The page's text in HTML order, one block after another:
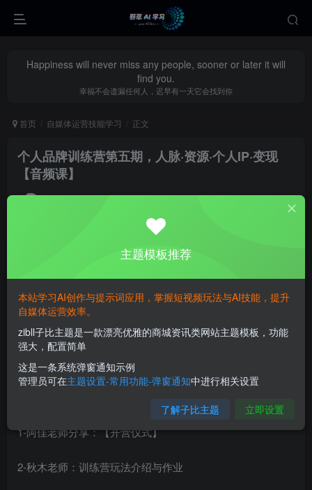
Happiness will never miss any people, sooner or later it will
find you.
幸福不会遗漏任何人，迟早有一天它会找到你
首页 自媒体运营技能学习 正文
个人品牌训练营第五期，人脉·资源·个人IP·变现
【音频课】
私信
1-阿佳老师分享：【开营仪式】
2-秋木老师：训练营玩法介绍与作业
主题模板推荐
本站学习AI创作与提示词应用，掌握短视频玩法与AI技能，提升
自媒体运营效率。
zibll子比主题是一款漂亮优雅的商城资讯类网站主题模板，功能
强大，配置简单
这是一条系统弹窗通知示例
管理员可在主题设置-常用功能-弹窗通知中进行相关设置
了解子比主题 立即设置